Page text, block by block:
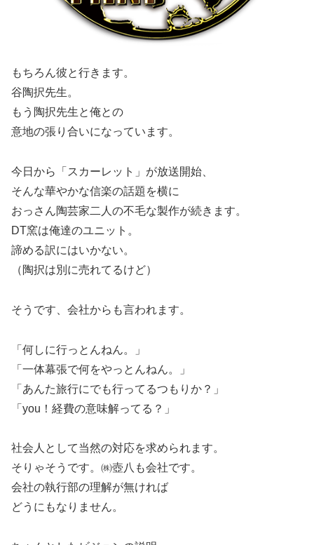
もちろん彼と行きます。
谷陶択先生。
もう陶択先生と俺との
意地の張り合いになっています。
今日から「スカーレット」が放送開始、
そんな華やかな信楽の話題を横に
おっさん陶芸家二人の不毛な製作が続きます。
DT窯は俺達のユニット。
諦める訳にはいかない。
（陶択は別に売れてるけど）
そうです、会社からも言われます。
「何しに行っとんねん。」
「一体幕張で何をやっとんねん。」
「あんた旅行にでも行ってるつもりか？」
「you！経費の意味解ってる？」
社会人として当然の対応を求められます。
そりゃそうです。㈱壺八も会社です。
会社の執行部の理解が無ければ
どうにもなりません。